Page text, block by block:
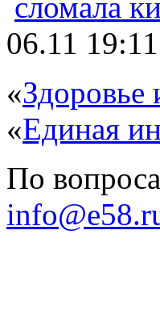
06.11 19:11
«Здоровье
«Единая
По